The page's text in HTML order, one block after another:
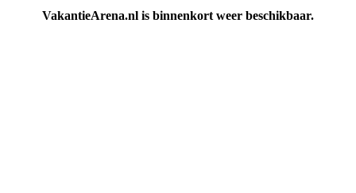
VakantieArena.nl is binnenkort weer beschikbaar.